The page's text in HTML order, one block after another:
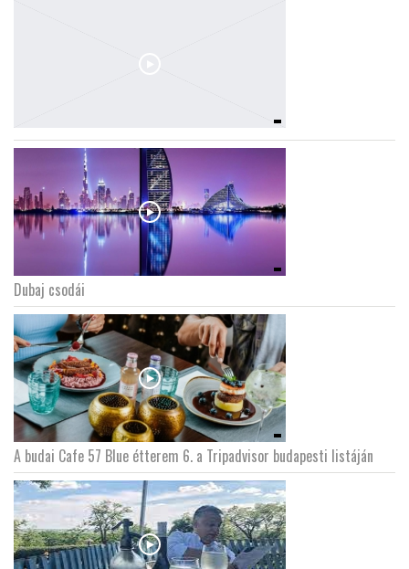
Dubaj csodái
A budai Cafe 57 Blue étterem 6. a Tripadvisor budapesti listáján